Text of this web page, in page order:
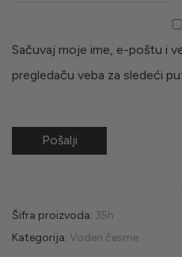
Sačuvaj moje ime, e-poštu i
pregledaču veba za sledeći
Šifra proizvoda: 35h
Kategorija: Voden česme